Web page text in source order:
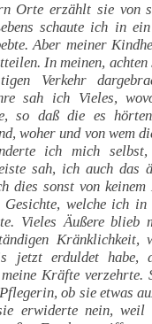
Orte erzählt sie
schaute ich in
Aber meiner
In meinen,
Verkehr
sah ich Vieles,
so daß die es
woher und von wem
ich mich
sah, ich auch das
dies sonst von keinem
welche ich in
Vieles Äußere blieb
Kränklichkeit,
jetzt erduldet habe,
Kräfte verzehrte.
ob sie etwas
erwiderte nein,